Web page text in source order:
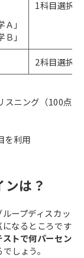
1科目選択
」
」
2科目選択
ニング（100点
を利用
は？
ープディスカッ
なるところです
ストで何パーセン
しょう。